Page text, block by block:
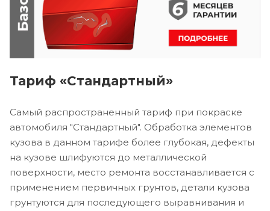
Тариф «Стандартный»
Самый распространенный тариф при покраске
автомобиля "Стандартный". Обработка элементов
кузова в данном тарифе более глубокая, дефекты
на кузове шлифуются до металлической
поверхности, место ремонта восстанавливается с
применением первичных грунтов, детали кузова
грунтуются для последующего выравнивания и